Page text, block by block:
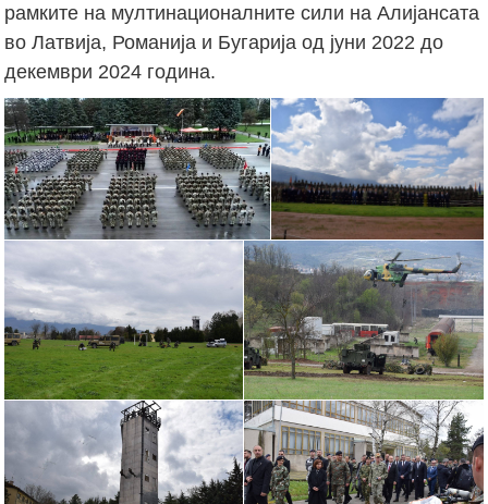
рамките на мултинационалните сили на Алијансата
во Латвија, Романија и Бугарија од јуни 2022 до
декември 2024 година.